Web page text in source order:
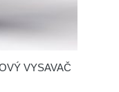
VYSAVAČ